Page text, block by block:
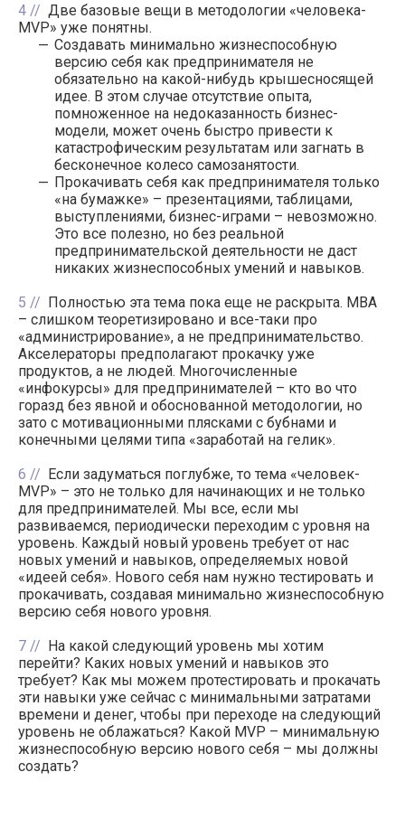
4
Две базовые вещи в методологии «человека-
MVP» уже понятны.
Создавать минимально жизнеспособную
версию себя как предпринимателя не
обязательно на какой-нибудь крышесносящей
идее. В этом случае отсутствие опыта,
помноженное на недоказанность бизнес-
модели, может очень быстро привести к
катастрофическим результатам или загнать в
бесконечное колесо самозанятости.
Прокачивать себя как предпринимателя только
«на бумажке» – презентациями, таблицами,
выступлениями, бизнес-играми – невозможно.
Это все полезно, но без реальной
предпринимательской деятельности не даст
никаких жизнеспособных умений и навыков.
5
Полностью эта тема пока еще не раскрыта. MBA
– слишком теоретизировано и все-таки про
«администрирование», а не предпринимательство.
Акселераторы предполагают прокачку уже
продуктов, а не людей. Многочисленные
«инфокурсы» для предпринимателей – кто во что
горазд без явной и обоснованной методологии, но
зато с мотивационными плясками с бубнами и
конечными целями типа «заработай на гелик».
6
Если задуматься поглубже, то тема «человек-
MVP» – это не только для начинающих и не только
для предпринимателей. Мы все, если мы
развиваемся, периодически переходим с уровня на
уровень. Каждый новый уровень требует от нас
новых умений и навыков, определяемых новой
«идеей себя». Нового себя нам нужно тестировать и
прокачивать, создавая минимально жизнеспособную
версию себя нового уровня.
7
На какой следующий уровень мы хотим
перейти? Каких новых умений и навыков это
требует? Как мы можем протестировать и прокачать
эти навыки уже сейчас с минимальными затратами
времени и денег, чтобы при переходе на следующий
уровень не облажаться? Какой MVP – минимальную
жизнеспособную версию нового себя – мы должны
создать?